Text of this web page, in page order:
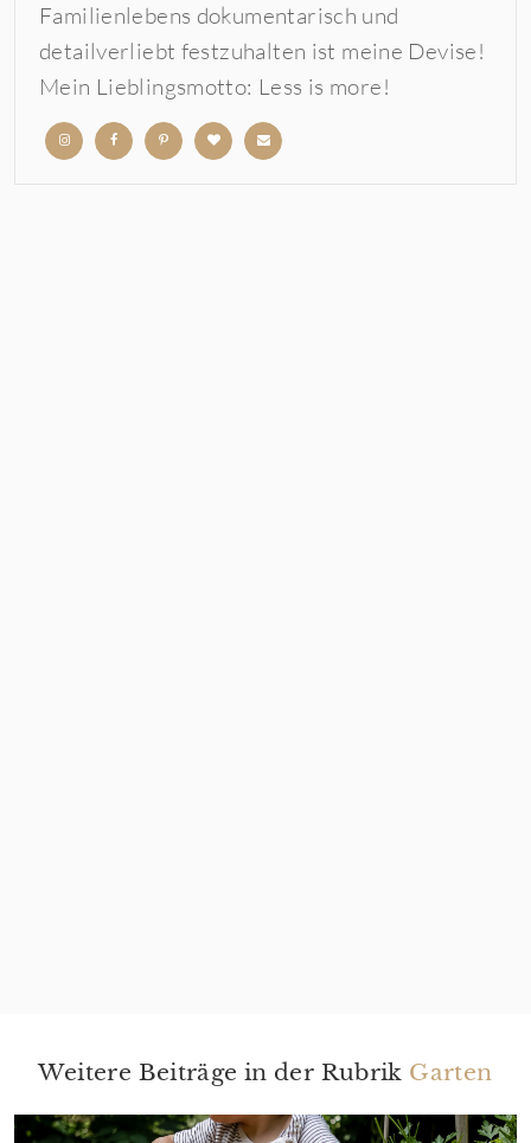
Familienlebens dokumentarisch und
detailverliebt festzuhalten ist meine Devise!
Mein Lieblingsmotto: Less is more!
Weitere Beiträge in der Rubrik Garten